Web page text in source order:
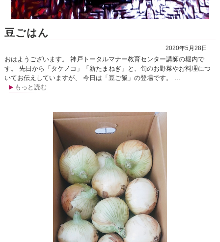
豆ごはん
2020年5月28日
おはようございます。 神戸トータルマナー教育センター講師の堀内で
す。 先日から「タケノコ」「新たまねぎ」と、旬のお野菜やお料理につ
いてお伝えしていますが、 今日は「豆ご飯」の登場です。 ...
もっと読む